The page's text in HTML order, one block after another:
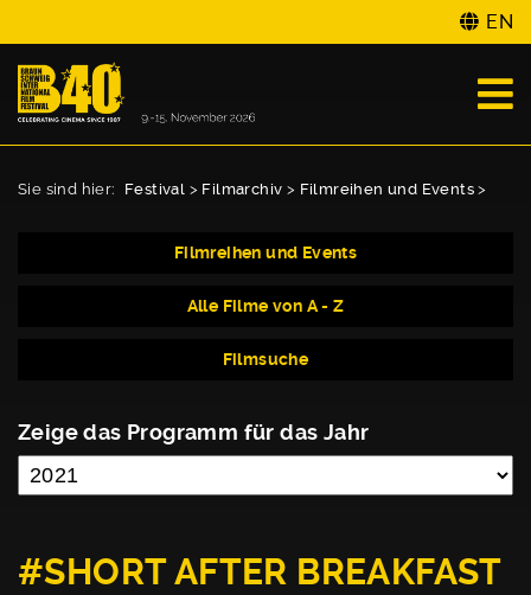
EN
Sie sind hier: Festival > Filmarchiv > Filmreihen und Events >
Filmreihen und Events
Alle Filme von A - Z
Filmsuche
Zeige das Programm für das Jahr
#SHORT AFTER BREAKFAST